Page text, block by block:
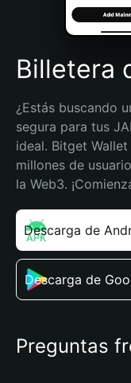
Español (Argentina)
Billetera
¿Estás buscando
segura para tus
ideal. Bitget
millones de
la Web3.
Descarga de
Descarga de
Preguntas